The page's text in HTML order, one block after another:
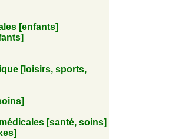
[enfants]
[loisirs, sports,
[santé, soins]